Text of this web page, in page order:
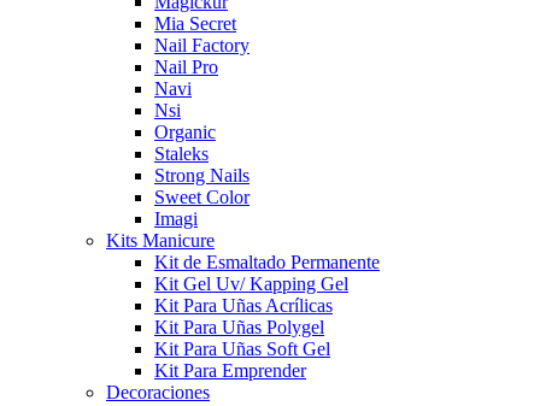
Mia Secret
Nail Factory
Nail Pro
Navi
Nsi
Organic
Staleks
Strong Nails
Sweet Color
Imagi
Kits Manicure
Kit de Esmaltado Permanente
Kit Gel Uv/ Kapping Gel
Kit Para Uñas Acrílicas
Kit Para Uñas Polygel
Kit Para Uñas Soft Gel
Kit Para Emprender
Decoraciones